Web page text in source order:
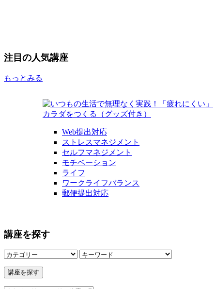
注目の人気講座
もっとみる
Web提出対応
ストレスマネジメント
セルフマネジメント
モチベーション
ライフ
ワークライフバランス
郵便提出対応
講座を探す
講座を探す